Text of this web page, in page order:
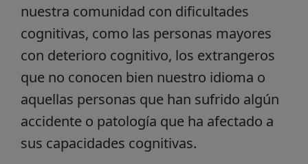
nuestra comunidad con dificultades
cognitivas, como las personas mayores
con deterioro cognitivo, los extrangeros
que no conocen bien nuestro idioma o
aquellas personas que han sufrido algún
accidente o patología que ha afectado a
sus capacidades cognitivas.